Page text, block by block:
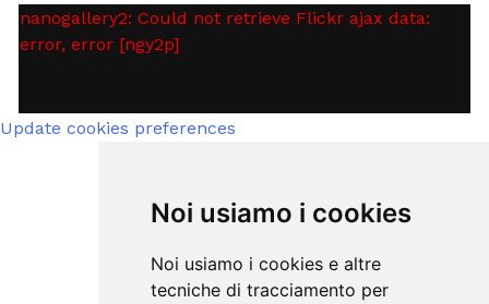
Noi usiamo i cookies
Noi usiamo i cookies e altre
tecniche di tracciamento per
nanogallery2: Could not retrieve Flickr ajax data:
error, error [ngy2p]
Update cookies preferences